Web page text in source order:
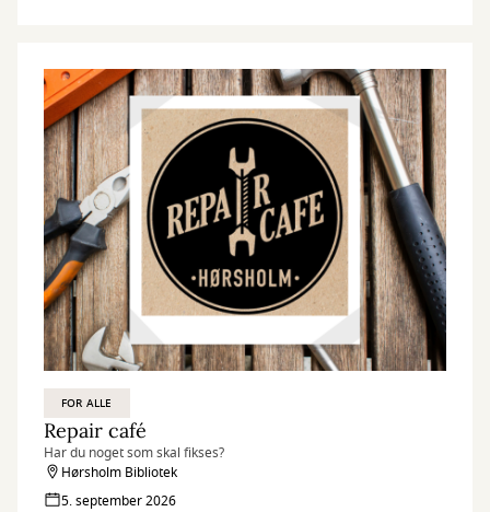
FOR ALLE
Repair café
Har du noget som skal fikses?
Hørsholm Bibliotek
5. september 2026